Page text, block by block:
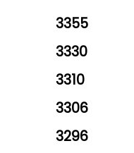
3355
3330
3310
3306
3296